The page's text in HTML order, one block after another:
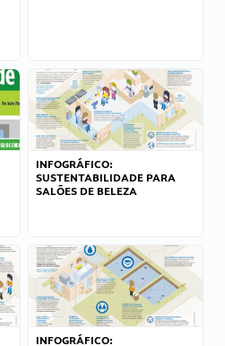
INFOGRÁFICO:
SUSTENTABILIDADE PARA
SALÕES DE BELEZA
INFOGRÁFICO: